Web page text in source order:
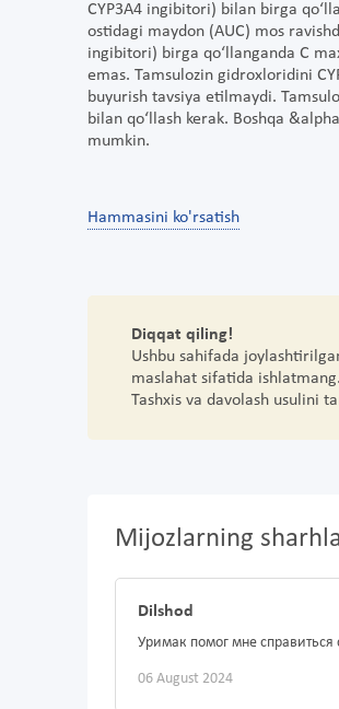
CYP3A4 ingibitori) bilan birga
ostidagi maydon (AUC) mos
ingibitori) birga qo‘llanganda C
emas. Tamsulozin gidroxloridini
buyurish tavsiya etilmaydi.
bilan qo‘llash kerak. Boshqa
mumkin.
Hammasini ko'rsatish
Diqqat qiling!
Ushbu sahifada
maslahat sifatida
Tashxis va davolash usulini
Mijozlarning
Dilshod
Уримак помог мне справиться
06 August 2024